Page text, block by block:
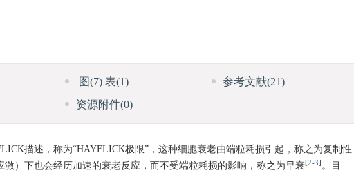
图(7)表(1) 参考文献(21)
资源附件(0)
描述，称为“HAYFLICK极限”，这种细胞衰老由端粒耗损引起，称之为复制性
）下也会经历加速的衰老反应，而不受端粒耗损的影响，称之为早衰[2-3] 。目